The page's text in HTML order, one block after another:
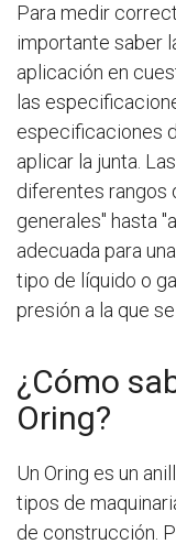
Para medir
importante saber
aplicación en
las
especificaciones
aplicar la junta.
diferentes rangos
generales" hasta
adecuada para
tipo de líquido o
presión a la que
¿Cómo
Oring?
Un Oring es un
tipos de
de construcción.